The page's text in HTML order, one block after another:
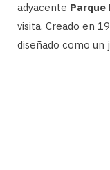
adyacente
visita. Creado en
diseñado como un